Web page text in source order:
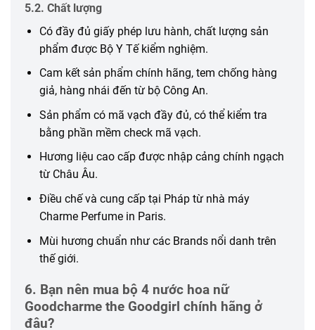
5.2. Chất lượng
Có đầy đủ giấy phép lưu hành, chất lượng sản
phẩm được Bộ Y Tế kiểm nghiệm.
Cam kết sản phẩm chính hãng, tem chống hàng
giả, hàng nhái đến từ bộ Công An.
Sản phẩm có mã vạch đầy đủ, có thể kiểm tra
bằng phần mềm check mã vạch.
Hương liệu cao cấp được nhập cảng chính ngạch
từ Châu Âu.
Điều chế và cung cấp tại Pháp từ nhà máy
Charme Perfume in Paris.
Mùi hương chuẩn như các Brands nổi danh trên
thế giới.
6. Bạn nên mua bộ 4 nước hoa nữ
Goodcharme the Goodgirl chính hãng ở
đâu?